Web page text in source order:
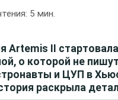
5 мин.
Artemis II
о которой не
и ЦУП в
раскрыла